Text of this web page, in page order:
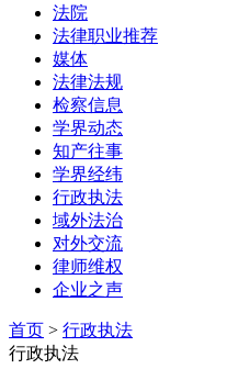
法院
法律职业推荐
媒体
法律法规
检察信息
学界动态
知产往事
学界经纬
行政执法
域外法治
对外交流
律师维权
企业之声
首页 > 行政执法
行政执法